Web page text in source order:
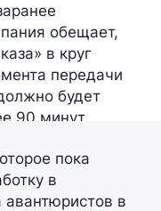
обещает,
в круг
передачи
будет
90 минут
пока
в
авантюристов в